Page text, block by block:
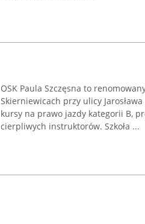
OSK Paula Szczęsna to
Skierniewicach przy ulicy
kursy na prawo jazdy kategorii B,
cierpliwych instruktorów. Szkoła ...